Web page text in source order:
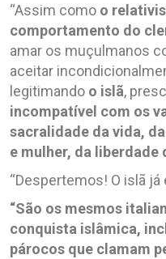
“Assim como o
comportamento do
amar os muçulmanos
aceitar
legitimando o islã,
incompatível com os
sacralidade da vida,
e mulher, da liberdade
“Despertemos! O islã
“São os mesmos
conquista islâmica,
párocos que clamam